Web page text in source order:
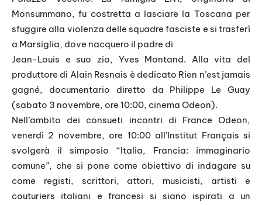
Monsummano, fu costretta a lasciare la Toscana per
sfuggire alla violenza delle squadre fasciste e si trasferì
a Marsiglia, dove nacquero il padre di
Jean-Louis e suo zio, Yves Montand. Alla vita del
produttore di Alain Resnais è dedicato Rien n’est jamais
gagné, documentario diretto da Philippe Le Guay
(sabato 3 novembre, ore 10:00, cinema Odeon).
Nell’ambito dei consueti incontri di France Odeon,
venerdì 2 novembre, ore 10:00 all’Institut Français si
svolgerà il simposio “Italia, Francia: immaginario
comune”, che si pone come obiettivo di indagare su
come registi, scrittori, attori, musicisti, artisti e
couturiers italiani e francesi si siano ispirati a un